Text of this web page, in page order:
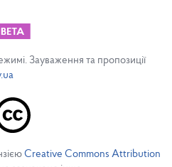
Зауваження та пропозиції
Creative Commons Attribution